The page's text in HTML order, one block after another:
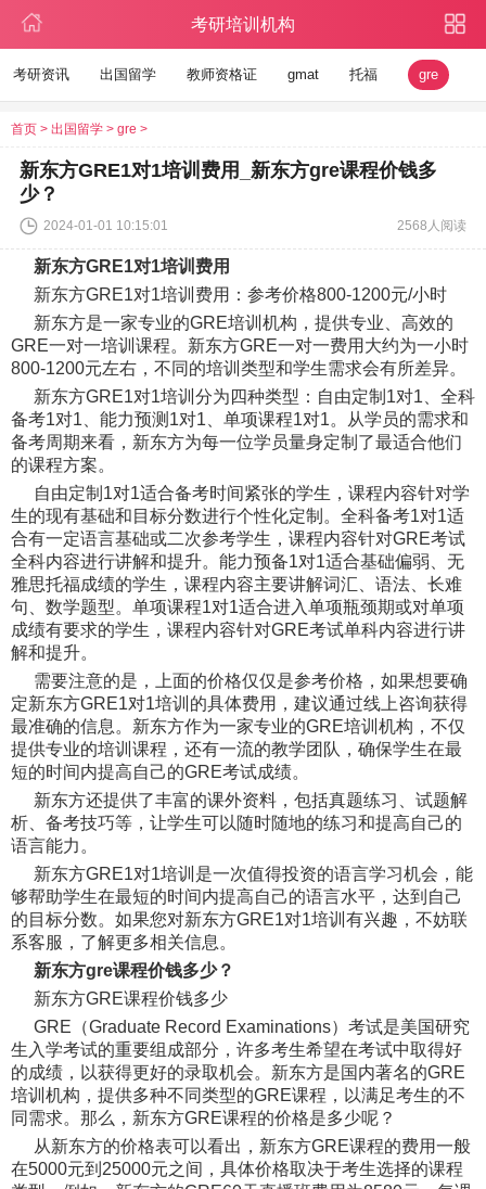
考研培训机构
考研资讯 出国留学 教师资格证 gmat 托福 gre
首页 > 出国留学 > gre >
新东方GRE1对1培训费用_新东方gre课程价钱多
少？
2024-01-01 10:15:01 2568人阅读
新东方GRE1对1培训费用
新东方GRE1对1培训费用：参考价格800-1200元/小时
新东方是一家专业的GRE培训机构，提供专业、高效的
GRE一对一培训课程。新东方GRE一对一费用大约为一小时
800-1200元左右，不同的培训类型和学生需求会有所差异。
新东方GRE1对1培训分为四种类型：自由定制1对1、全科
备考1对1、能力预测1对1、单项课程1对1。从学员的需求和
备考周期来看，新东方为每一位学员量身定制了最适合他们
的课程方案。
自由定制1对1适合备考时间紧张的学生，课程内容针对学
生的现有基础和目标分数进行个性化定制。全科备考1对1适
合有一定语言基础或二次参考学生，课程内容针对GRE考试
全科内容进行讲解和提升。能力预备1对1适合基础偏弱、无
雅思托福成绩的学生，课程内容主要讲解词汇、语法、长难
句、数学题型。单项课程1对1适合进入单项瓶颈期或对单项
成绩有要求的学生，课程内容针对GRE考试单科内容进行讲
解和提升。
需要注意的是，上面的价格仅仅是参考价格，如果想要确
定新东方GRE1对1培训的具体费用，建议通过线上咨询获得
最准确的信息。新东方作为一家专业的GRE培训机构，不仅
提供专业的培训课程，还有一流的教学团队，确保学生在最
短的时间内提高自己的GRE考试成绩。
新东方还提供了丰富的课外资料，包括真题练习、试题解
析、备考技巧等，让学生可以随时随地的练习和提高自己的
语言能力。
新东方GRE1对1培训是一次值得投资的语言学习机会，能
够帮助学生在最短的时间内提高自己的语言水平，达到自己
的目标分数。如果您对新东方GRE1对1培训有兴趣，不妨联
系客服，了解更多相关信息。
新东方gre课程价钱多少？
新东方GRE课程价钱多少
GRE（Graduate Record Examinations）考试是美国研究
生入学考试的重要组成部分，许多考生希望在考试中取得好
的成绩，以获得更好的录取机会。新东方是国内著名的GRE
培训机构，提供多种不同类型的GRE课程，以满足考生的不
同需求。那么，新东方GRE课程的价格是多少呢？
从新东方的价格表可以看出，新东方GRE课程的费用一般
在5000元到25000元之间，具体价格取决于考生选择的课程